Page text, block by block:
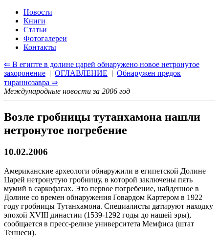
Новости
Книги
Статьи
Фотогалереи
Контакты
⇐ В египте в долине царей обнаружено новое нетронутое
захоронение | ОГЛАВЛЕНИЕ | Обнаружен предок
тираннозавра ⇒
Международные новости за 2006 год
Возле гробницы тутанхамона нашли
нетронутое погребение
10.02.2006
Американские археологи обнаружили в египетской Долине
Царей нетронутую гробницу, в которой заключены пять
мумий в саркофагах. Это первое погребение, найденное в
Долине со времен обнаружения Говардом Картером в 1922
году гробницы Тутанхамона. Специалисты датируют находку
эпохой XVIII династии (1539-1292 годы до нашей эры),
сообщается в пресс-релизе университета Мемфиса (штат
Теннеси).